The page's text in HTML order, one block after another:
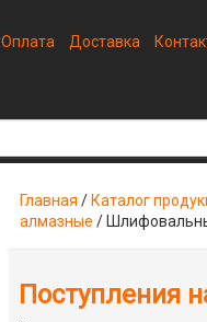
Оплата Доставка
Главная / Каталог
алмазные /
Поступления